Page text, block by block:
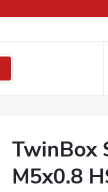
TwinBox
M5x0.8